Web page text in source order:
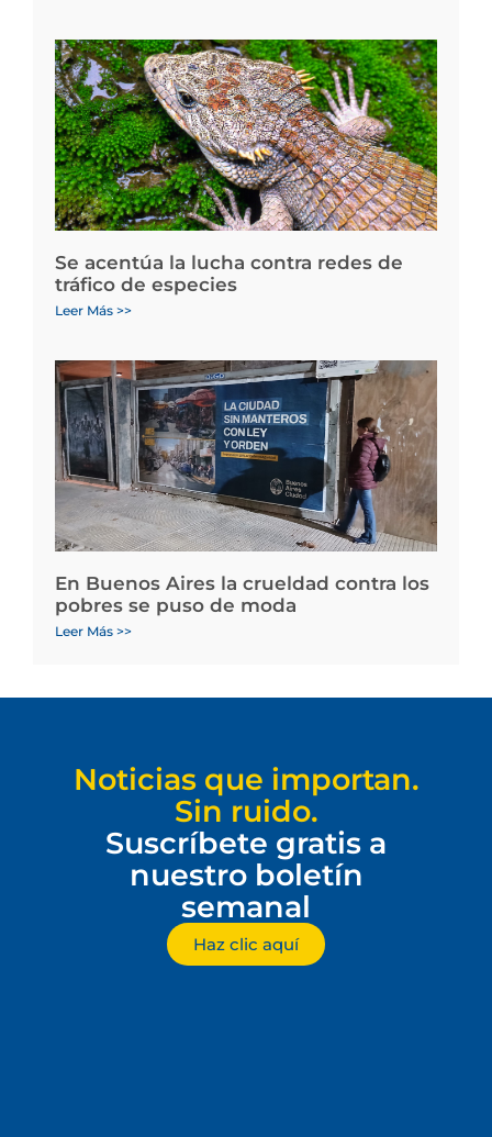
Se acentúa la lucha contra redes de
tráfico de especies
Leer Más >>
En Buenos Aires la crueldad contra los
pobres se puso de moda
Leer Más >>
Noticias que importan.
Sin ruido.
Suscríbete gratis a
nuestro boletín
semanal
Haz clic aquí